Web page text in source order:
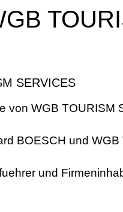
SERVICES
von WGB TOURISM
BOESCH und
und